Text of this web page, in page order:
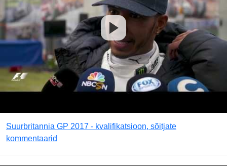
Suurbritannia GP 2017 - kvalifikatsioon, sõitjate
kommentaarid